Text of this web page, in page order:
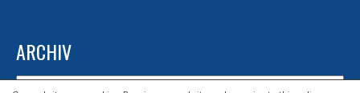
ARCHIV
Archiv